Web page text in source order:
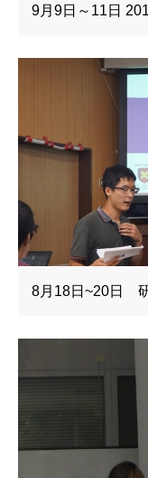
9月9日～11日
8月18日~20日 研